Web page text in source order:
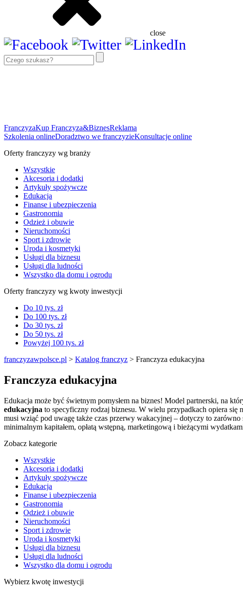
close
FranczyzaKup Franczyza&BiznesReklama
Szkolenia onlineDoradztwo we franczyzieKonsultacje online
Oferty franczyzy wg branży
Wszystkie
Akcesoria i dodatki
Artykuły spożywcze
Edukacja
Finanse i ubezpieczenia
Gastronomia
Odzież i obuwie
Nieruchomości
Sport i zdrowie
Uroda i kosmetyki
Usługi dla biznesu
Usługi dla ludności
Wszystko dla domu i ogrodu
Oferty franczyzy wg kwoty inwestycji
Do 10 tys. zł
Do 100 tys. zł
Do 30 tys. zł
Do 50 tys. zł
Powyżej 100 tys. zł
franczyzawpolsce.pl > Katalog franczyz > Franczyza edukacyjna
Franczyza edukacyjna
Edukacja może być świetnym pomysłem na biznes! Model partnerski, na
edukacyjna to specyficzny rodzaj biznesu. W wielu przypadkach opiera się
musi wziąć pod uwagę także czas przerwy wakacyjnej – dotyczy to
minimalnym kapitałem, opłatą wstępną, marketingową i bieżącymi
Zobacz kategorie
Wszystkie
Akcesoria i dodatki
Artykuły spożywcze
Edukacja
Finanse i ubezpieczenia
Gastronomia
Odzież i obuwie
Nieruchomości
Sport i zdrowie
Uroda i kosmetyki
Usługi dla biznesu
Usługi dla ludności
Wszystko dla domu i ogrodu
Wybierz kwotę inwestycji